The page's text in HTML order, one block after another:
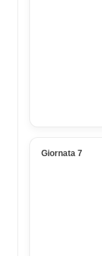
Giornata 7